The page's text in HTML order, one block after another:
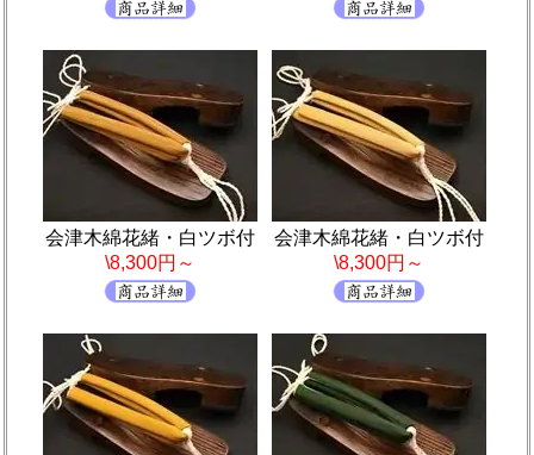
会津木綿花緒・白ツボ付
\8,300円～
会津木綿花緒・白ツボ付
\8,300円～